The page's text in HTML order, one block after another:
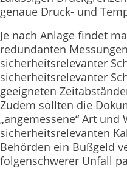
genaue Druck- und
Je nach Anlage findet
redundanten
sicherheitsrelevanter
sicherheitsrelevanter
geeigneten
Zudem sollten die
„angemessene“ Art
sicherheitsrelevanten
Behörden ein Bußgeld
folgenschwerer Unfall